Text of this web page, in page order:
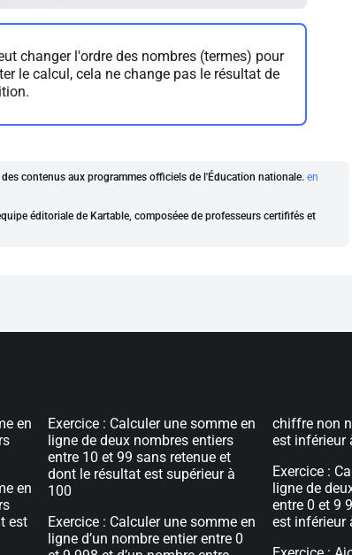
changer l'ordre des nombres (termes) pour
le calcul, cela ne change pas le résultat de
contenus aux programmes officiels de l'Éducation nationale. en
éditoriale de Kartable, composéee de professeurs certififés et
en
en
est
Exercice : Calculer une somme en
ligne de deux nombres entiers
entre 10 et 99 sans retenue et
dont le résultat est supérieur à
100
Exercice : Calculer une somme en
ligne d’un nombre entier entre 0
chiffre non
est inférieur
Exercice :
ligne de
entre 0 et 9
est inférieur